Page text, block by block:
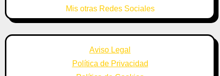
Mis otras Redes Sociales
Aviso Legal
Política de Privacidad